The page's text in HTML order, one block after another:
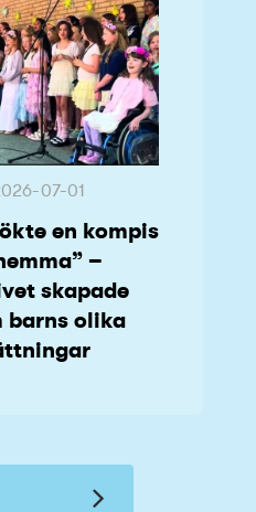
07-01
en kompis
–
skapade
barns olika